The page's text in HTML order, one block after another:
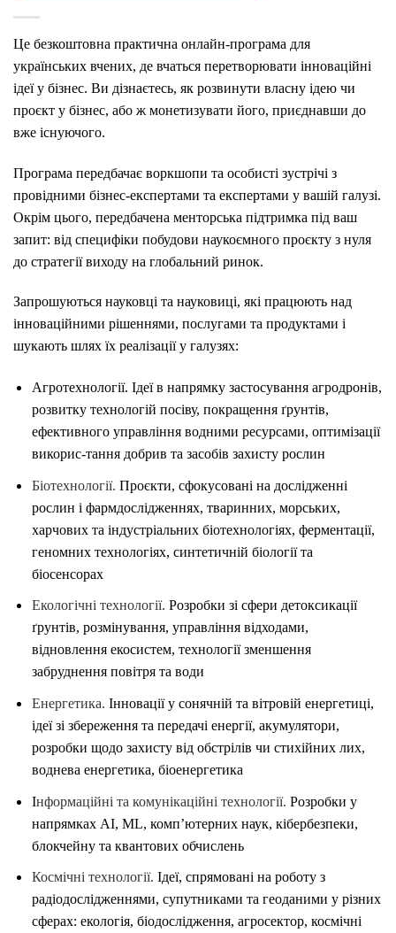
Це безкоштовна практична онлайн-програма для
українських вчених, де вчаться перетворювати інноваційні
ідеї у бізнес. Ви дізнаєтесь, як розвинути власну ідею чи
проєкт у бізнес, або ж монетизувати його, приєднавши до
вже існуючого.
Програма передбачає воркшопи та особисті зустрічі з
провідними бізнес-експертами та експертами у вашій галузі.
Окрім цього, передбачена менторська підтримка під ваш
запит: від специфіки побудови наукоємного проєкту з нуля
до стратегії виходу на глобальний ринок.
Запрошуються науковці та науковиці, які працюють над
інноваційними рішеннями, послугами та продуктами і
шукають шлях їх реалізації у галузях:
Агротехнології. Ідеї в напрямку застосування агродронів,
розвитку технологій посіву, покращення ґрунтів,
ефективного управління водними ресурсами, оптимізації
викорис-тання добрив та засобів захисту рослин
Біотехнології. Проєкти, сфокусовані на дослідженні
рослин і фармдослідженнях, тваринних, морських,
харчових та індустріальних біотехнологіях, ферментації,
геномних технологіях, синтетичній біології та
біосенсорах
Екологічні технології. Розробки зі сфери детоксикації
ґрунтів, розмінування, управління відходами,
відновлення екосистем, технології зменшення
забруднення повітря та води
Енергетика. Інновації у сонячній та вітровій енергетиці,
ідеї зі збереження та передачі енергії, акумулятори,
розробки щодо захисту від обстрілів чи стихійних лих,
воднева енергетика, біоенергетика
Інформаційні та комунікаційні технології. Розробки у
напрямках AI, ML, комп’ютерних наук, кібербезпеки,
блокчейну та квантових обчислень
Космічні технології. Ідеї, спрямовані на роботу з
радіодослідженнями, супутниками та геоданими у різних
сферах: екологія, біодослідження, агросектор, космічні